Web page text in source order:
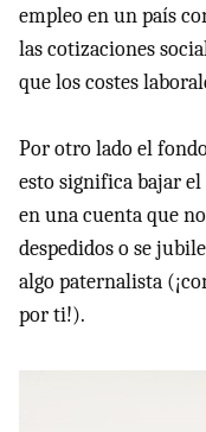
empleo en un país
las cotizaciones
que los costes
Por otro lado el
esto significa bajar
en una cuenta que
despedidos o se
algo paternalista
por ti!).